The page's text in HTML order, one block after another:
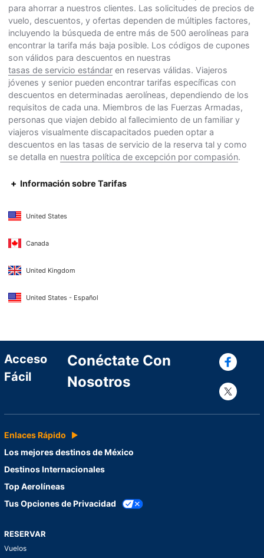
para ahorrar a nuestros clientes. Las solicitudes de precios de
vuelo, descuentos, y ofertas dependen de múltiples factores,
incluyendo la búsqueda de entre más de 500 aerolíneas para
encontrar la tarifa más baja posible. Los códigos de cupones
son válidos para descuentos en nuestras
tasas de servicio estándar en reservas válidas. Viajeros
jóvenes y senior pueden encontrar tarifas específicas con
descuentos en determinadas aerolíneas, dependiendo de los
requisitos de cada una. Miembros de las Fuerzas Armadas,
personas que viajen debido al fallecimiento de un familiar y
viajeros visualmente discapacitados pueden optar a
descuentos en las tasas de servicio de la reserva tal y como
se detalla en nuestra política de excepción por compasión.
Información sobre Tarifas
United States
Canada
United Kingdom
United States - Español
Acceso
Fácil
Conéctate Con
Nosotros
Enlaces Rápido
Los mejores destinos de México
Destinos Internacionales
Top Aerolíneas
Tus Opciones de Privacidad
RESERVAR
Vuelos